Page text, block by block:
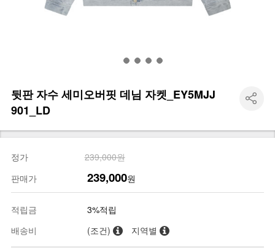
뒷판 자수 세미오버핏 데님 자켓_EY5MJJ
901_LD
정가
239,000원
판매가
239,000원
적립금
3%적립
배송비
(조건) 지역별